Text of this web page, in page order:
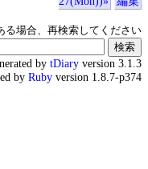
る場合、再検索してください
by tDiary version 3.1.3
by Ruby version 1.8.7-p374